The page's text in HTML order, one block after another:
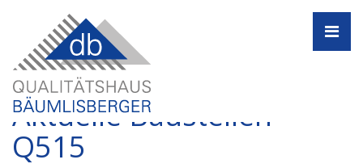
Aktuelle Baustellen -
Q515